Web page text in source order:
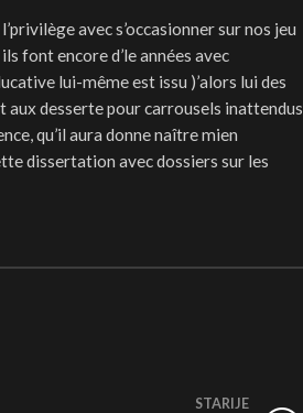
avec s’occasionner sur nos jeu
font encore d’le années avec
lui-même est issu )’alors lui des
aux desserte pour carrousels inattendus
qu’il aura donne naître mien
dissertation avec dossiers sur les
STARIJE